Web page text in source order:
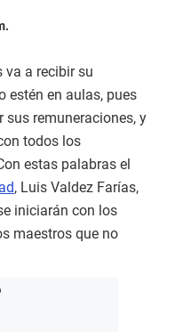
va a recibir su
estén en aulas, pues
sus remuneraciones, y
todos los
estas palabras el
, Luis Valdez Farías,
iniciarán con los
maestros que no